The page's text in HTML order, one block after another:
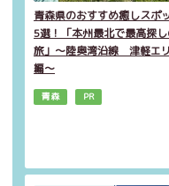
青森県のおすすめ癒しスポ
5選！「本州最北で最高探
旅」～陸奥湾沿線 津軽エ
編～
青森 PR